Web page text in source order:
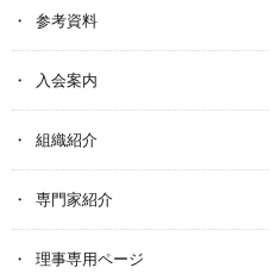
参考資料
入会案内
組織紹介
専門家紹介
理事専用ページ